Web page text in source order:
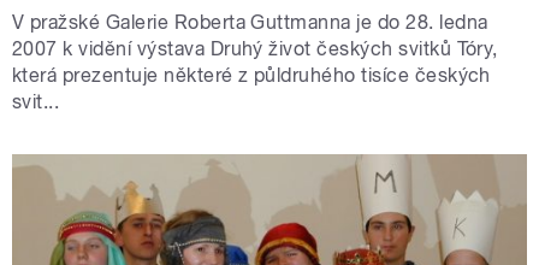
V pražské Galerie Roberta Guttmanna je do 28. ledna
2007 k vidění výstava Druhý život českých svitků Tóry,
která prezentuje některé z půldruhého tisíce českých
svit...